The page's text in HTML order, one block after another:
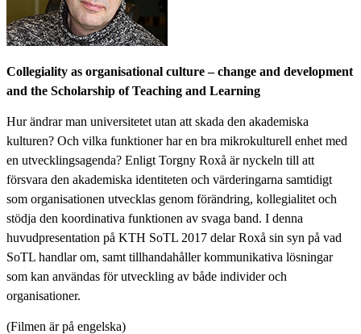
Collegiality as organisational culture – change and development
and the Scholarship of Teaching and Learning
Hur ändrar man universitetet utan att skada den akademiska
kulturen? Och vilka funktioner har en bra mikrokulturell enhet med
en utvecklingsagenda? Enligt Torgny Roxå är nyckeln till att
försvara den akademiska identiteten och värderingarna samtidigt
som organisationen utvecklas genom förändring, kollegialitet och
stödja den koordinativa funktionen av svaga band. I denna
huvudpresentation på KTH SoTL 2017 delar Roxå sin syn på vad
SoTL handlar om, samt tillhandahåller kommunikativa lösningar
som kan användas för utveckling av både individer och
organisationer.
(Filmen är på engelska)